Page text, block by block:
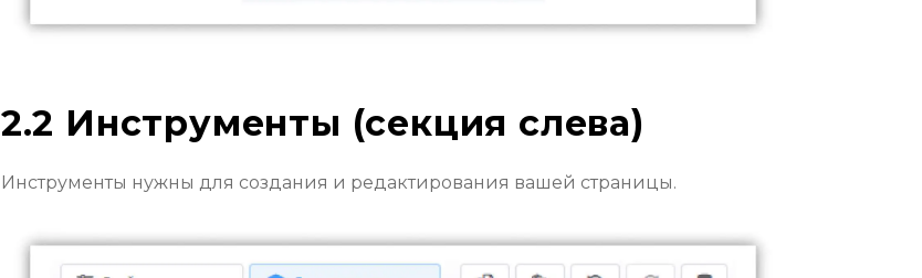
2.2 Инструменты (секция слева)
Инструменты нужны для создания и редактирования вашей страницы.